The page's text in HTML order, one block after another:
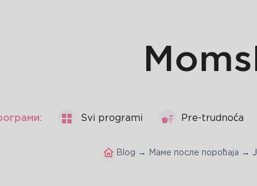
Svi programi Pre-trudnoća
Blog → Маме после порођаја →